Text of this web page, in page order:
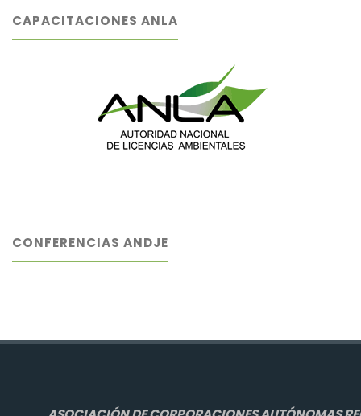
CAPACITACIONES ANLA
CONFERENCIAS ANDJE